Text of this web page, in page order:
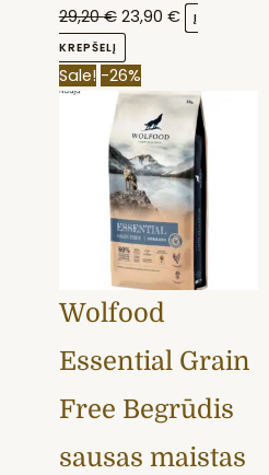
29,20€ 23,90 €
Į
KREPŠELĮ
Sale! -26%
Wolfood
Essential Grain
Free Begrūdis
sausas maistas
Original
price
was:
79,99 €.
price
is:
59,59 €.